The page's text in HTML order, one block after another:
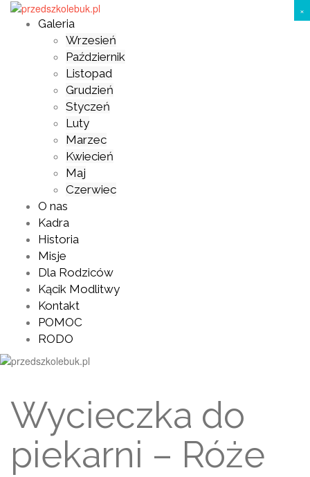
Skip
Galeria
Wrzesień
Październik
Listopad
Grudzień
Styczeń
Luty
Marzec
Kwiecień
Maj
Czerwiec
O nas
Kadra
Historia
Misje
Dla Rodziców
Kącik Modlitwy
Kontakt
POMOC
RODO
Wycieczka do
piekarni – Róże
×